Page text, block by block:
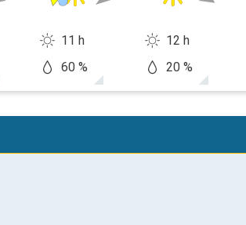
11 h
60 %
12 h
20 %